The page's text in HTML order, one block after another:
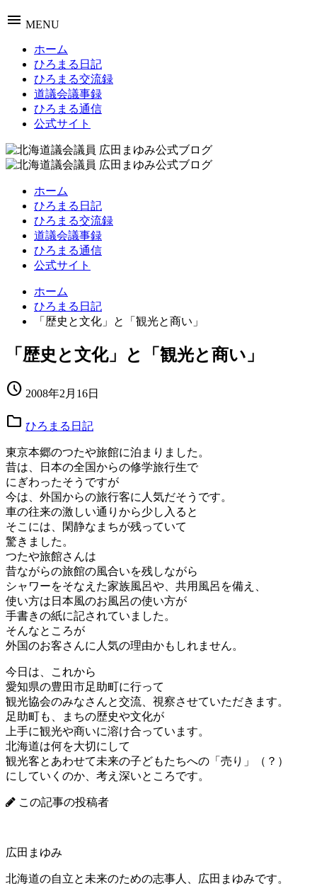
menu MENU
ホーム
ひろまる日記
ひろまる交流録
道議会議事録
ひろまる通信
公式サイト
ホーム
ひろまる日記
ひろまる交流録
道議会議事録
ひろまる通信
公式サイト
ホーム
ひろまる日記
「歴史と文化」と「観光と商い」
「歴史と文化」と「観光と商い」
schedule 2008年2月16日
folder ひろまる日記
東京本郷のつたや旅館に泊まりました。
昔は、日本の全国からの修学旅行生で
にぎわったそうですが
今は、外国からの旅行客に人気だそうです。
車の往来の激しい通りから少し入ると
そこには、閑静なまちが残っていて
驚きました。
つたや旅館さんは
昔ながらの旅館の風合いを残しながら
シャワーをそなえた家族風呂や、共用風呂を備え、
使い方は日本風のお風呂の使い方が
手書きの紙に記されていました。
そんなところが
外国のお客さんに人気の理由かもしれません。
今日は、これから
愛知県の豊田市足助町に行って
観光協会のみなさんと交流、視察させていただきます。
足助町も、まちの歴史や文化が
上手に観光や商いに溶け合っています。
北海道は何を大切にして
観光客とあわせて未来の子どもたちへの「売り」（？）
にしていくのか、考え深いところです。
この記事の投稿者
広田まゆみ
北海道の自立と未来のための志事人、広田まゆみです。